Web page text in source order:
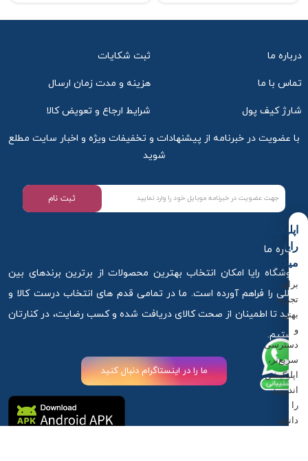
درباره ما ثبت شکایات
تماس با ما هزینه و مدت زمان ارسال
شارژ کیف پول شرایط ارجاع و تعویض کالا
با عضویت در خبرنامه از پیشنهادات و تخفیفات ویژه و اخبار سایت مطلع
شوید
ثبت نام
درباره ما
فروشگاه رایا امکان انتخاب بهترین محصولات از برترین برندهای بین
المللی را فراهم آورده است. ما در تمامی قدم های انتخاب درست کالا و
خرید تا اطمینان از صحت کالای دریافت شده و کسب رضایت، در کنارتان
هستیم.
ما را در اینستاگرام دنبال کنید
اپلیکیشن
رایا
میکاپ
برای
تجربه
بهتر
و
دسترسی
سریع‌تر،
اپلیکیشن
اندروید
را
دانلود